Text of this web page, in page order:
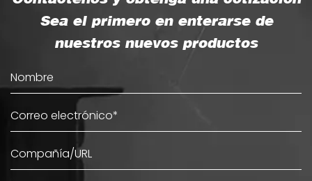
Sea el primero en enterarse de
nuestros nuevos productos